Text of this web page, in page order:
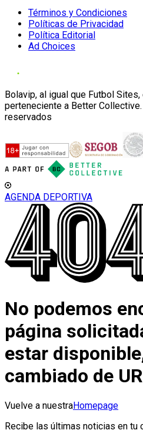
Términos y Condiciones
Políticas de Privacidad
Política Editorial
Ad Choices
Bolavip, al igual que Futbol
perteneciente a Better
reservados
AGENDA DEPORTIVA
No podemos
página
estar
cambiado de
Vuelve a nuestraHomepage
Recibe las últimas noticias en tu